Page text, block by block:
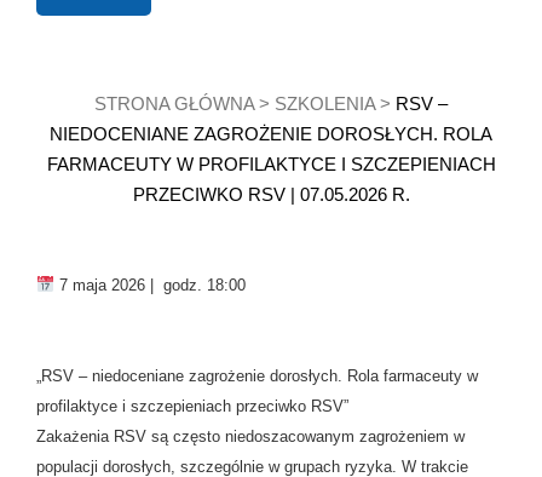
STRONA GŁÓWNA> SZKOLENIA> RSV –
NIEDOCENIANE ZAGROŻENIE DOROSŁYCH. ROLA
FARMACEUTY W PROFILAKTYCE I SZCZEPIENIACH
PRZECIWKO RSV | 07.05.2026 R.
7 maja 2026 | godz. 18:00
„RSV – niedoceniane zagrożenie dorosłych. Rola farmaceuty w
profilaktyce i szczepieniach przeciwko RSV”
Zakażenia RSV są często niedoszacowanym zagrożeniem w
populacji dorosłych, szczególnie w grupach ryzyka. W trakcie